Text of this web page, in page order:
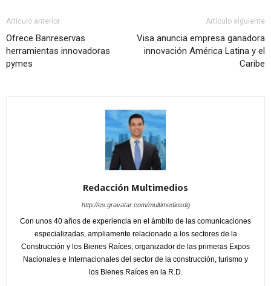
Artículo anterior
Ofrece Banreservas
herramientas innovadoras
pymes
Artículo siguiente
Visa anuncia empresa ganadora
innovación América Latina y el
Caribe
Redacción Multimedios
http://es.gravatar.com/multimediosdg
Con unos 40 años de experiencia en el ámbito de las comunicaciones
especializadas, ampliamente relacionado a los sectores de la
Construcción y los Bienes Raíces, organizador de las primeras Expos
Nacionales e Internacionales del sector de la construcción, turismo y
los Bienes Raíces en la R.D.